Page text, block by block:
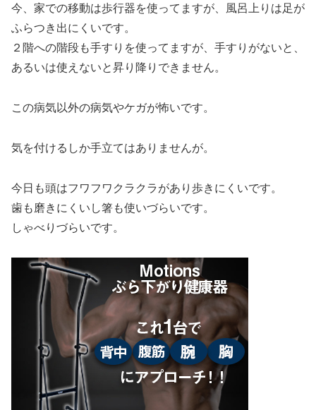
今、家での移動は歩行器を使ってますが、風呂上りは足が
ふらつき出にくいです。
２階への階段も手すりを使ってますが、手すりがないと、
あるいは使えないと昇り降りできません。
この病気以外の病気やケガが怖いです。
気を付けるしか手立てはありませんが。
今日も頭はフワフワクラクラがあり歩きにくいです。
歯も磨きにくいし箸も使いづらいです。
しゃべりづらいです。